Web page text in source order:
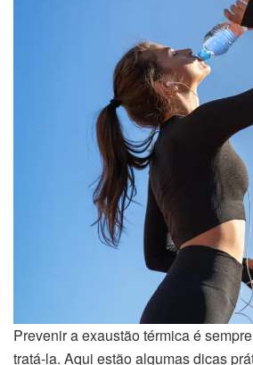
Prevenir a exaustão térmica é
tratá-la. Aqui estão algumas dicas